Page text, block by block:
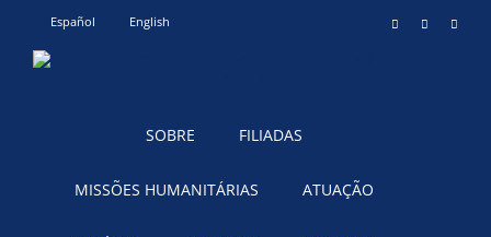
Español English InstagramYouTube
SOBRE FILIADAS
MISSÕES HUMANITÁRIAS ATUAÇÃO